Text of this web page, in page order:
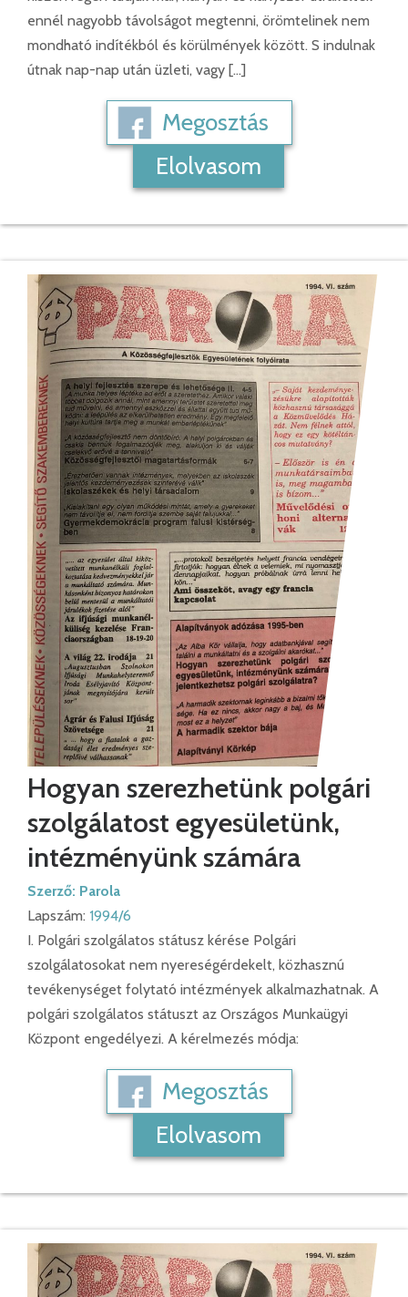
ennél nagyobb távolságot megtenni, örömtelinek nem
mondható indítékból és körülmények között. S indulnak
útnak nap-nap után üzleti, vagy […]
Megosztás
Elolvasom
Hogyan szerezhetünk polgári
szolgálatost egyesületünk,
intézményünk számára
Szerző: Parola
Lapszám: 1994/6
I. Polgári szolgálatos státusz kérése Polgári
szolgálatosokat nem nyereségérdekelt, közhasznú
tevékenységet folytató intézmények alkalmazhatnak. A
polgári szolgálatos státuszt az Országos Munkaügyi
Központ engedélyezi. A kérelmezés módja:
Megosztás
Elolvasom